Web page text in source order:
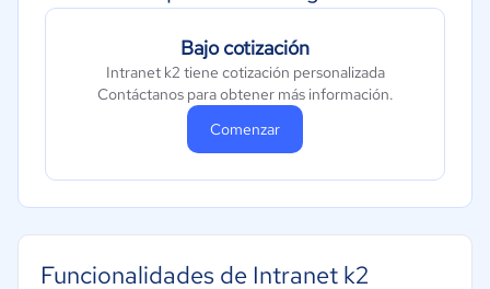
Bajo cotización
Intranet k2 tiene cotización personalizada
Contáctanos para obtener más información.
Comenzar
Funcionalidades de Intranet k2